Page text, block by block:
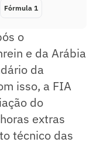
Fórmula 1
o
e da Arábia
da
isso, a FIA
do
extras
técnico das